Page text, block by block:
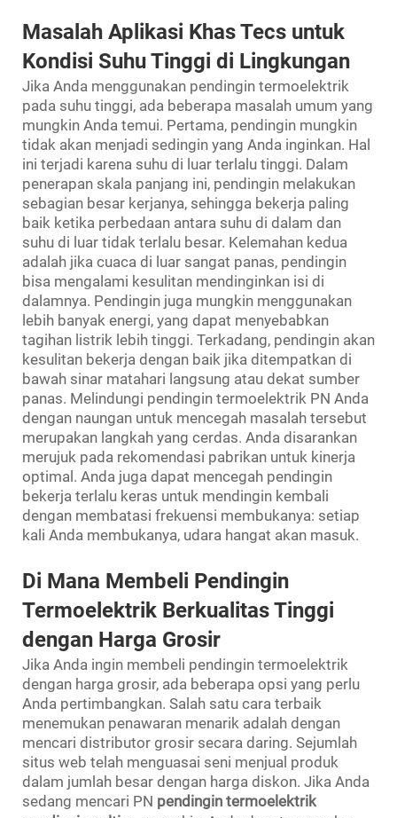
Masalah Aplikasi Khas Tecs untuk
Kondisi Suhu Tinggi di Lingkungan
Jika Anda menggunakan pendingin termoelektrik
pada suhu tinggi, ada beberapa masalah umum yang
mungkin Anda temui. Pertama, pendingin mungkin
tidak akan menjadi sedingin yang Anda inginkan. Hal
ini terjadi karena suhu di luar terlalu tinggi. Dalam
penerapan skala panjang ini, pendingin melakukan
sebagian besar kerjanya, sehingga bekerja paling
baik ketika perbedaan antara suhu di dalam dan
suhu di luar tidak terlalu besar. Kelemahan kedua
adalah jika cuaca di luar sangat panas, pendingin
bisa mengalami kesulitan mendinginkan isi di
dalamnya. Pendingin juga mungkin menggunakan
lebih banyak energi, yang dapat menyebabkan
tagihan listrik lebih tinggi. Terkadang, pendingin akan
kesulitan bekerja dengan baik jika ditempatkan di
bawah sinar matahari langsung atau dekat sumber
panas. Melindungi pendingin termoelektrik PN Anda
dengan naungan untuk mencegah masalah tersebut
merupakan langkah yang cerdas. Anda disarankan
merujuk pada rekomendasi pabrikan untuk kinerja
optimal. Anda juga dapat mencegah pendingin
bekerja terlalu keras untuk mendingin kembali
dengan membatasi frekuensi membukanya: setiap
kali Anda membukanya, udara hangat akan masuk.
Di Mana Membeli Pendingin
Termoelektrik Berkualitas Tinggi
dengan Harga Grosir
Jika Anda ingin membeli pendingin termoelektrik
dengan harga grosir, ada beberapa opsi yang perlu
Anda pertimbangkan. Salah satu cara terbaik
menemukan penawaran menarik adalah dengan
mencari distributor grosir secara daring. Sejumlah
situs web telah menguasai seni menjual produk
dalam jumlah besar dengan harga diskon. Jika Anda
sedang mencari PN pendingin termoelektrik